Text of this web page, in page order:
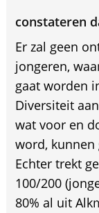
constateren
Er zal geen
jongeren,
gaat worden
Diversiteit
wat voor en
word, kunnen
Echter trekt
100/200
80% al uit